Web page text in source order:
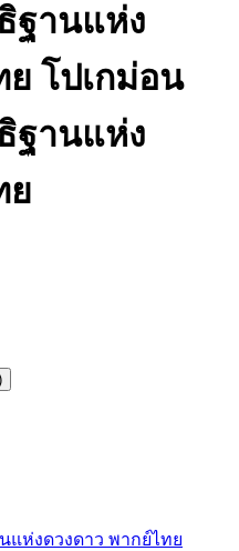
ฐานแห่ง
ย โปเกม่อน
ฐานแห่ง
ย
แห่งดวงดาว พากย์ไทย